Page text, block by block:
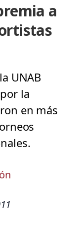
a
UNAB
la
en más